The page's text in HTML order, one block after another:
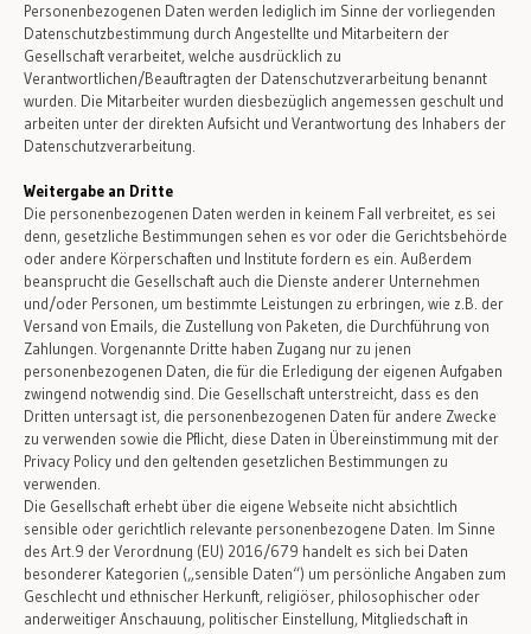
Personenbezogenen Daten werden lediglich im Sinne der vorliegenden
Datenschutzbestimmung durch Angestellte und Mitarbeitern der
Gesellschaft verarbeitet, welche ausdrücklich zu
Verantwortlichen/Beauftragten der Datenschutzverarbeitung benannt
wurden. Die Mitarbeiter wurden diesbezüglich angemessen geschult und
arbeiten unter der direkten Aufsicht und Verantwortung des Inhabers der
Datenschutzverarbeitung.
Weitergabe an Dritte
Die personenbezogenen Daten werden in keinem Fall verbreitet, es sei
denn, gesetzliche Bestimmungen sehen es vor oder die Gerichtsbehörde
oder andere Körperschaften und Institute fordern es ein. Außerdem
beansprucht die Gesellschaft auch die Dienste anderer Unternehmen
und/oder Personen, um bestimmte Leistungen zu erbringen, wie z.B. der
Versand von Emails, die Zustellung von Paketen, die Durchführung von
Zahlungen. Vorgenannte Dritte haben Zugang nur zu jenen
personenbezogenen Daten, die für die Erledigung der eigenen Aufgaben
zwingend notwendig sind. Die Gesellschaft unterstreicht, dass es den
Dritten untersagt ist, die personenbezogenen Daten für andere Zwecke
zu verwenden sowie die Pflicht, diese Daten in Übereinstimmung mit der
Privacy Policy und den geltenden gesetzlichen Bestimmungen zu
verwenden.
Die Gesellschaft erhebt über die eigene Webseite nicht absichtlich
sensible oder gerichtlich relevante personenbezogene Daten. Im Sinne
des Art.9 der Verordnung (EU) 2016/679 handelt es sich bei Daten
besonderer Kategorien („sensible Daten“) um persönliche Angaben zum
Geschlecht und ethnischer Herkunft, religiöser, philosophischer oder
anderweitiger Anschauung, politischer Einstellung, Mitgliedschaft in